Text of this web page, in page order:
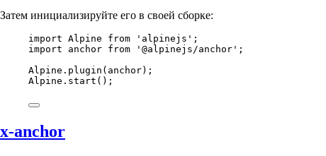
Затем инициализируйте его в своей сборке:
import Alpine from ' alpinejs ' ;
import
anchor from ' @alpinejs/anchor ' ;
Alpine . plugin ( anchor);
Alpine . start ();
x-anchor